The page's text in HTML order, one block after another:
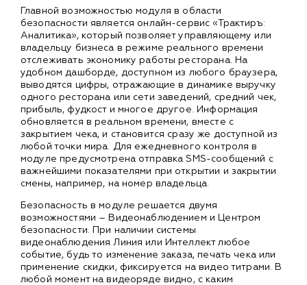
Главной возможностью модуля в области
безопасности является онлайн-сервис «Трактиръ:
Аналитика», который позволяет управляющему или
владельцу бизнеса в режиме реального времени
отслеживать экономику работы ресторана. На
удобном дашборде, доступном из любого браузера,
выводятся цифры, отражающие в динамике выручку
одного ресторана или сети заведений, средний чек,
прибыль, фудкост и многое другое. Информация
обновляется в реальном времени, вместе с
закрытием чека, и становится сразу же доступной из
любой точки мира. Для ежедневного контроля в
модуле предусмотрена отправка SMS-сообщений с
важнейшими показателями при открытии и закрытии
смены, например, на номер владельца.
Безопасность в модуле решается двумя
возможностями – Видеонаблюдением и Центром
безопасности. При наличии системы
видеонаблюдения Линия или Интеллект любое
событие, будь то изменение заказа, печать чека или
применение скидки, фиксируется на видео титрами. В
любой момент на видеоряде видно, с каким